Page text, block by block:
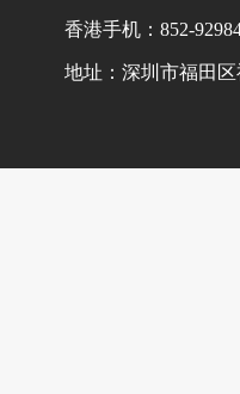
香港手机：852-
地址：深圳市福田